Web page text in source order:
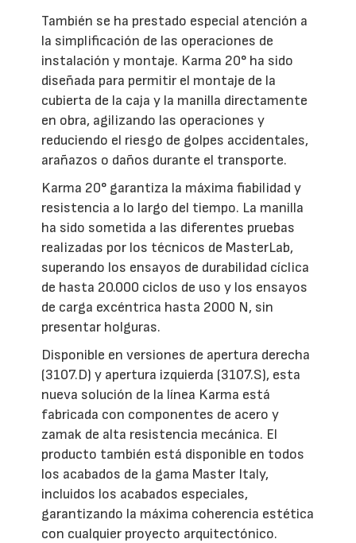
También se ha prestado especial atención a
la simplificación de las operaciones de
instalación y montaje. Karma 20° ha sido
diseñada para permitir el montaje de la
cubierta de la caja y la manilla directamente
en obra, agilizando las operaciones y
reduciendo el riesgo de golpes accidentales,
arañazos o daños durante el transporte.
Karma 20° garantiza la máxima fiabilidad y
resistencia a lo largo del tiempo. La manilla
ha sido sometida a las diferentes pruebas
realizadas por los técnicos de MasterLab,
superando los ensayos de durabilidad cíclica
de hasta 20.000 ciclos de uso y los ensayos
de carga excéntrica hasta 2000 N, sin
presentar holguras.
Disponible en versiones de apertura derecha
(3107.D) y apertura izquierda (3107.S), esta
nueva solución de la línea Karma está
fabricada con componentes de acero y
zamak de alta resistencia mecánica. El
producto también está disponible en todos
los acabados de la gama Master Italy,
incluidos los acabados especiales,
garantizando la máxima coherencia estética
con cualquier proyecto arquitectónico.